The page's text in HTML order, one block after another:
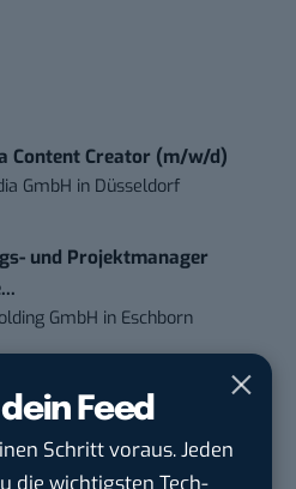
Feed
Schritt voraus. Jeden
die wichtigsten Tech-
Content Creator (m/w/d)
GmbH in Düsseldorf
und Projektmanager
GmbH in Eschborn
Marketing Manager
inKarlsruhe